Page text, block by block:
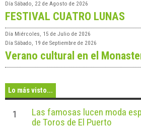
Día Sábado, 22 de Agosto de 2026
FESTIVAL CUATRO LUNAS
Día Miércoles, 15 de Julio de 2026
Día Sábado, 19 de Septiembre de 2026
Verano cultural en el
Lo más visto...
1
Las famosas lucen moda
de Toros de El Puerto